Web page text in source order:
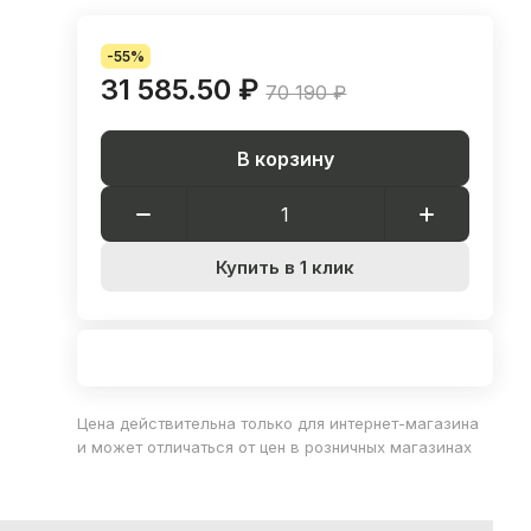
-55%
31 585.50 ₽ 70 190 ₽
В корзину
Купить в 1 клик
Цена действительна только для интернет-магазина
и может отличаться от цен в розничных магазинах